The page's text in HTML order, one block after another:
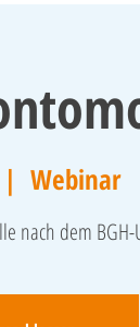
Webinar
nach dem